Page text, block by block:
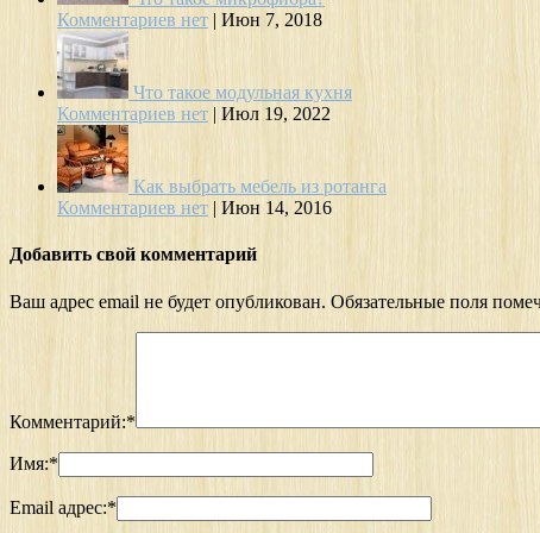
Комментариев нет | Июн 7, 2018
Что такое модульная кухня
Комментариев нет | Июл 19, 2022
Как выбрать мебель из ротанга
Комментариев нет | Июн 14, 2016
Добавить свой комментарий
Ваш адрес email не будет опубликован. Обязательные поля
Комментарий:*
Имя:*
Email адрес:*